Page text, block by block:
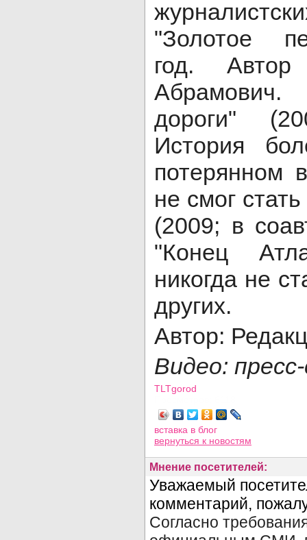
"Золотое
год.
дороги"
История
потерянном
не смог
(2009; в
"Конец
никогда не
других.
Автор:
Видео:
TLTgorod
вставка в блог
вернуться к новостям
Мнение посетителей: